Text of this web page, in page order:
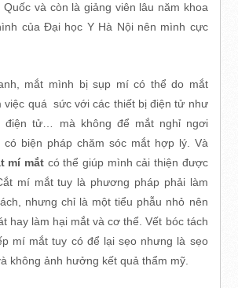
và còn là giảng viên lâu năm khoa
của Đại học Y Hà Nội nên mình cực
mắt mình bị sụp mí có thể do mắt
việc quá sức với các thiết bị điện tử như
điện tử… mà không để mắt nghỉ ngơi
có biện pháp chăm sóc mắt hợp lý. Và
mí mắt có thể giúp mình cải thiện được
mí mắt tuy là phương pháp phải làm
nhưng chỉ là một tiểu phẫu nhỏ nên
hay làm hại mắt và cơ thể. Vết bóc tách
mí mắt tuy có để lại sẹo nhưng là sẹo
không ảnh hưởng kết quả thẩm mỹ.